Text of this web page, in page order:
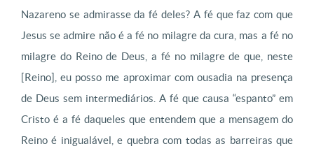
Nazareno se admirasse da fé deles? A fé que faz com que
Jesus se admire não é a fé no milagre da cura, mas a fé no
milagre do Reino de Deus, a fé no milagre de que, neste
[Reino], eu posso me aproximar com ousadia na presença
de Deus sem intermediários. A fé que causa “espanto” em
Cristo é a fé daqueles que entendem que a mensagem do
Reino é inigualável, e quebra com todas as barreiras que